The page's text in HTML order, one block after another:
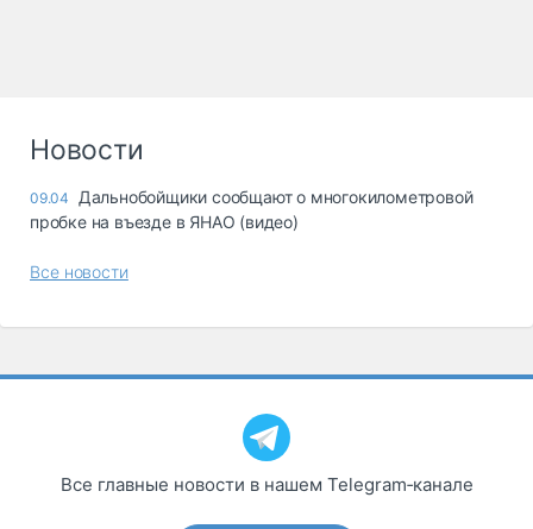
опасные грузы
грузовые
Коммерческий
транспорт
Спецтехника
Новости
09.04
Дальнобойщики сообщают о многокилометровой
пробке на въезде в ЯНАО (видео)
Все новости
Все главные новости в нашем Telegram‑канале